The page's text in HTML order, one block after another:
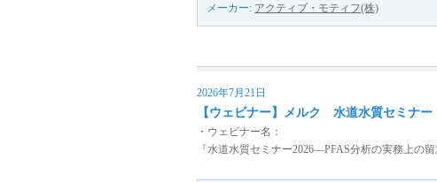
メーカー: アクティブ・モティフ(株)
2026年7月21日
【ウェビナー】メルク 水道水質セミナー
・ウェビナー名：
『水道水質セミナー2026—PFAS分析の実務上の